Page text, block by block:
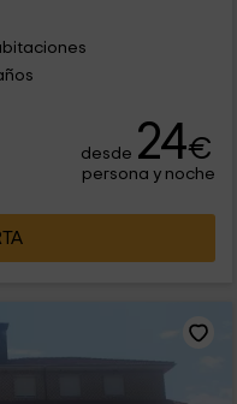
desde 24€
persona y noche